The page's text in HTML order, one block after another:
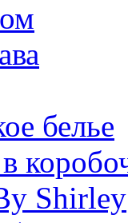
белье
Shirley